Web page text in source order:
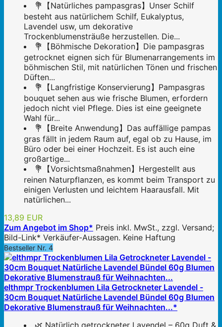
💐【Natürliches pampasgras】Unser Schilf
besteht aus natürlichem Schilf, Eukalyptus,
Lavendel usw, um dekorative
Trockenblumensträuße herzustellen. Die...
💐【Böhmische Dekoration】Die pampasgras
getrocknet eignen sich für Blumenarrangements im
böhmischen Stil, mit natürlichen Tönen und frischen
Düften...
💐【Langfristige Konservierung】Pampasgras
bouquet sehen aus wie frische Blumen, erfordern
jedoch nicht viel Pflege. Dies ist eine geeignete
Wahl für...
💐【Breite Anwendung】Das auffällige pampas
gras fällt in jedem Raum auf, egal ob zu Hause, im
Büro oder bei einer Hochzeit. Es ist auch eine
großartige...
💐【Vorsichtsmaßnahmen】Hergestellt aus
reinen Naturpflanzen, es kommt beim Transport zu
einigen Verlusten und leichtem Haarausfall. Mit
natürlichen...
13,89 EUR
Zum Angebot im Shop* Preis inkl. MwSt., zzgl. Versand;
Bild-Link* Verkäufer-Aussagen. Keine Haftung
Bestseller Nr. 4
elthmpr Trockenblumen Lila Getrockneter Lavendel -
30cm Bouquet Natürliche Lavendel Bündel 60g Blumen
Dekorative Blumenstrauß für Weihnachten...*